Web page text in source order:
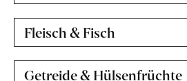
Fleisch & Fisch
Getreide & Hülsenfrüchte